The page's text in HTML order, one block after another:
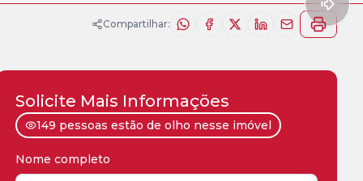
Compartilhar:
Solicite Mais Informações
149 pessoas estão de olho nesse imóvel
Nome completo